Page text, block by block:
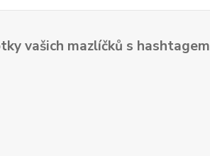
vašich mazlíčků s hashtagem